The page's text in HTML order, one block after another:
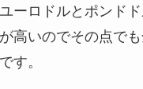
ーロドルとポンド
高いのでその点で
す。